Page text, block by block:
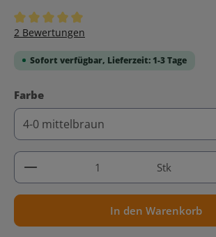
Durchschnittliche Bewertung von 5 von 5
2 Bewertungen
Sofort verfügbar, Lieferzeit: 1-3 Tage
Farbeauswählen
Produkt Anzahl: Gib denStk
In den Warenkorb